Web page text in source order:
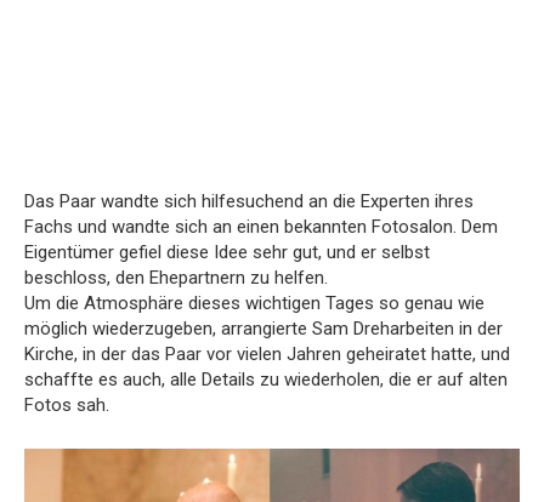
Das Paar wandte sich hilfesuchend an die Experten ihres
Fachs und wandte sich an einen bekannten Fotosalon. Dem
Eigentümer gefiel diese Idee sehr gut, und er selbst
beschloss, den Ehepartnern zu helfen.
Um die Atmosphäre dieses wichtigen Tages so genau wie
möglich wiederzugeben, arrangierte Sam Dreharbeiten in der
Kirche, in der das Paar vor vielen Jahren geheiratet hatte, und
schaffte es auch, alle Details zu wiederholen, die er auf alten
Fotos sah.